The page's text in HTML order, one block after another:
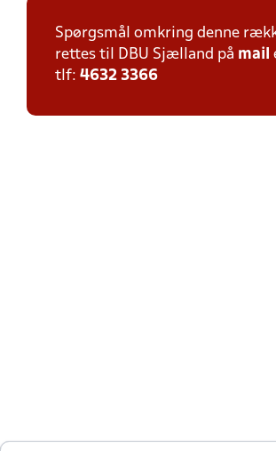
Spørgsmål omkring denne
rettes til DBU Sjælland på mail
tlf: 4632 3366